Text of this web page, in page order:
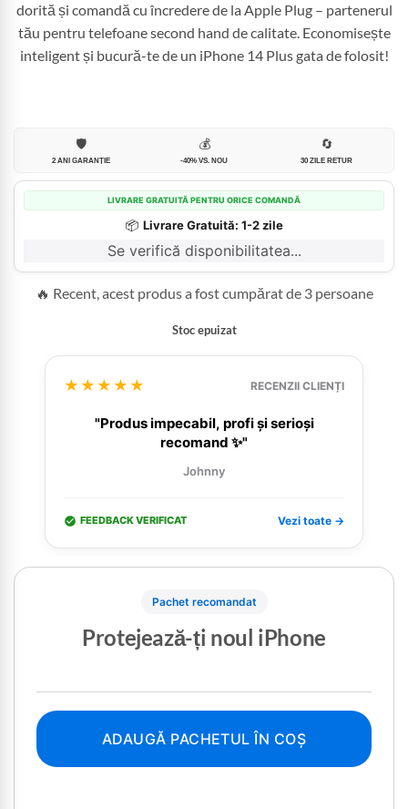
dorită și comandă cu încredere de la Apple Plug – partenerul
tău pentru telefoane second hand de calitate. Economisește
inteligent și bucură-te de un iPhone 14 Plus gata de folosit!
🛡️
2 ANI GARANȚIE
💰
-40% VS. NOU
🔄
30 ZILE RETUR
LIVRARE GRATUITĂ PENTRU ORICE COMANDĂ
📦 Livrare Gratuită: 1-2 zile
Se verifică disponibilitatea...
🔥 Recent, acest produs a fost cumpărat de 3 persoane
Stoc epuizat
★★★★★ RECENZII CLIENȚI
"Produs impecabil, profi și serioși
recomand ✨"
Johnny
FEEDBACK VERIFICAT Vezi toate →
Pachet recomandat
Protejează-ți noul iPhone
ADAUGĂ PACHETUL ÎN COȘ